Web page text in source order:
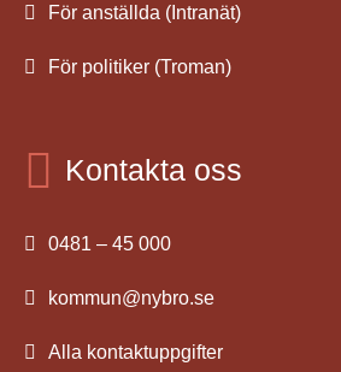
För anställda (Intranät)
För politiker (Troman)
Kontakta oss
0481 – 45 000
kommun@nybro.se
Alla kontaktuppgifter